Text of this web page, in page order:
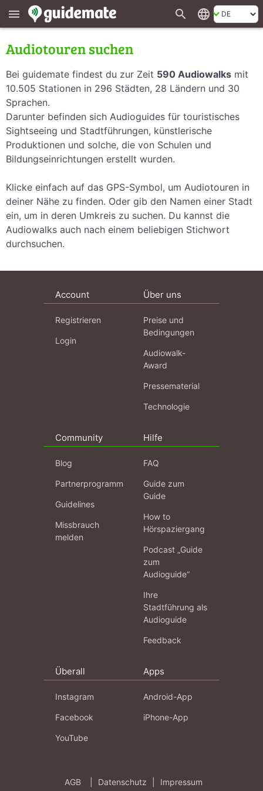
menu search language
Audiotouren suchen
Bei guidemate findest du zur Zeit 590 Audiowalks mit
10.505 Stationen in 296 Städten, 28 Ländern und 30
Sprachen.
Darunter befinden sich Audioguides für touristisches
Sightseeing und Stadtführungen, künstlerische
Produktionen und solche, die von Schulen und
Bildungseinrichtungen erstellt wurden.
Klicke einfach auf das GPS-Symbol, um Audiotouren in
deiner Nähe zu finden. Oder gib den Namen einer Stadt
ein, um in deren Umkreis zu suchen. Du kannst die
Audiowalks auch nach einem beliebigen Stichwort
durchsuchen.
Account
Registrieren
Login
Über uns
Preise und
Bedingungen
Audiowalk-
Award
Pressematerial
Technologie
Community
Blog
Partnerprogramm
Guidelines
Missbrauch
melden
Hilfe
FAQ
Guide zum
Guide
How to
Hörspaziergang
Podcast „Guide
zum
Audioguide“
Ihre
Stadtführung als
Audioguide
Feedback
Überall
Instagram
Facebook
YouTube
Apps
Android-App
iPhone-App
AGB Datenschutz Impressum